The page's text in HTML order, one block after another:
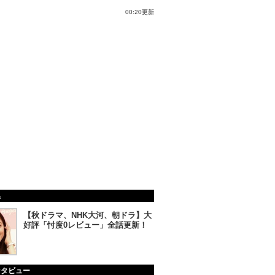
00:20更新
【秋ドラマ、NHK大河、朝ドラ】大
好評「忖度0レビュー」全話更新！
ビュー